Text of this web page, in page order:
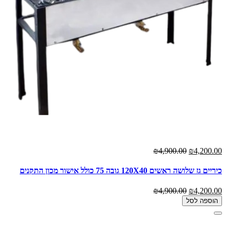
₪4,200.00
₪4,900.00
כיריים גז שלושה ראשים 120X40 גובה 75 כולל אישור מכון התקנים
₪4,200.00
₪4,900.00
הוספה לסל